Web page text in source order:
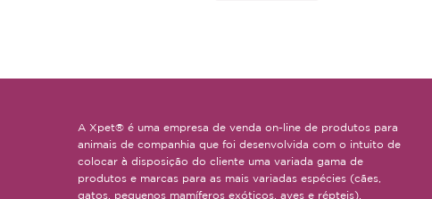
A Xpet® é uma empresa de venda on-line de produtos para
animais de companhia que foi desenvolvida com o intuito de
colocar à disposição do cliente uma variada gama de
produtos e marcas para as mais variadas espécies (cães,
gatos, pequenos mamíferos exóticos, aves e répteis).